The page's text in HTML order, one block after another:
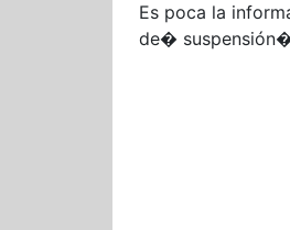
Es poca la
de�